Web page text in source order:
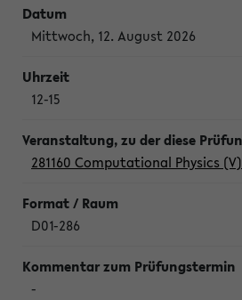
Mittwoch, 12. August 2026
12-15
281160 Computational Physics (V)
D01-286
-